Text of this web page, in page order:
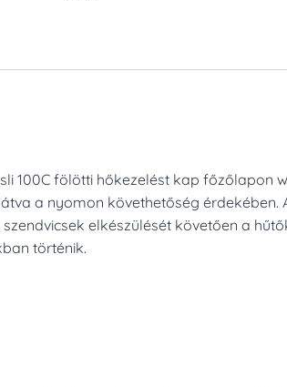
100C fölötti hőkezelést kap főzőlapon
a nyomon követhetőség érdekében.
elkészülését követően a
történik.